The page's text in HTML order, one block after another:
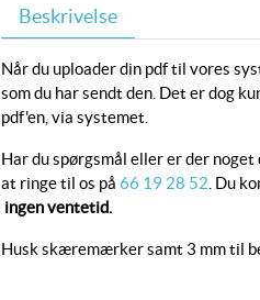
Beskrivelse
Når du uploader din pdf til vores
som du har sendt den. Det er dog
pdf'en, via systemet.
Har du spørgsmål eller er der
at ringe til os på 66 19 28 52 . Du
ingen ventetid.
Husk skæremærker samt 3 mm til